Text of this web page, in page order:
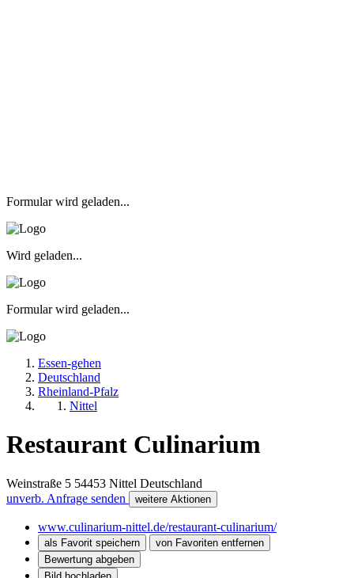
Formular wird geladen...
Wird geladen...
Formular wird geladen...
Essen-gehen
Deutschland
Rheinland-Pfalz
Nittel
Restaurant Culinarium
Weinstraße 5 54453 Nittel Deutschland
unverb. Anfrage senden
weitere Aktionen
www.culinarium-nittel.de/restaurant-culinarium/
als Favorit speichern
von Favoriten entfernen
Bewertung abgeben